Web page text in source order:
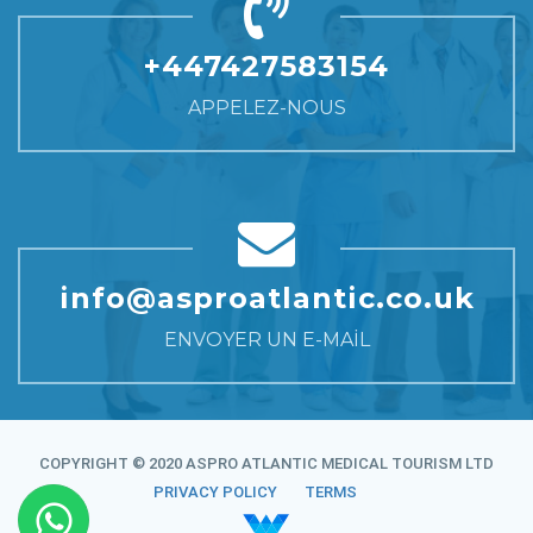
chirurgiens plasticiens au monde.
+447427583154
APPELEZ-NOUS
info@asproatlantic.co.uk
ENVOYER UN E-MAIL
COPYRIGHT © 2020 ASPRO ATLANTIC MEDICAL TOURISM LTD
PRIVACY POLICY
TERMS